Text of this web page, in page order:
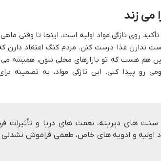
می زند
روی تازگی مواد اولیه است. اینجا تا وقتی ماهی
ندارن غذا درست کنن. مردم کنگ اعتقاد دارن
هم هست که تو بازارهای محلی شون، همیشه می
رو پیدا کنی. این تازگی مواد، یه تضمینه
سنت های دیرینه، نعمت های دریا و تأثیرات
اولیه و ادویه های خاص، طعمی فراموش نشدنی